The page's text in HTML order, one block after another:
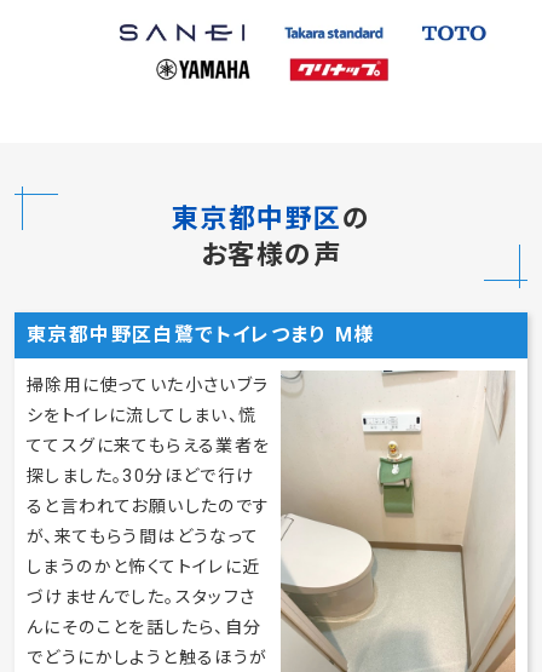
東京都中野区の
お客様の声
東京都中野区白鷺でトイレつまり M様
掃除用に使っていた小さいブラ
シをトイレに流してしまい、慌
ててスグに来てもらえる業者を
探しました。30分ほどで行け
ると言われてお願いしたのです
が、来てもらう間はどうなって
しまうのかと怖くてトイレに近
づけませんでした。スタッフさ
んにそのことを話したら、自分
でどうにかしようと触るほうが